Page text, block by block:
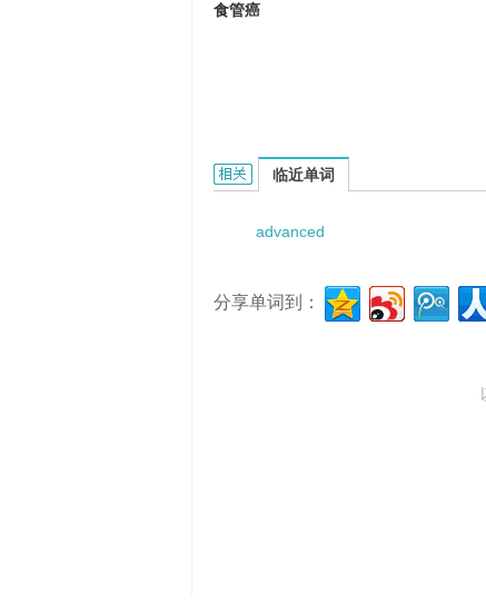
食管癌
advanced esophagus cancer的相关
临近单词
advanced
分享单词到：